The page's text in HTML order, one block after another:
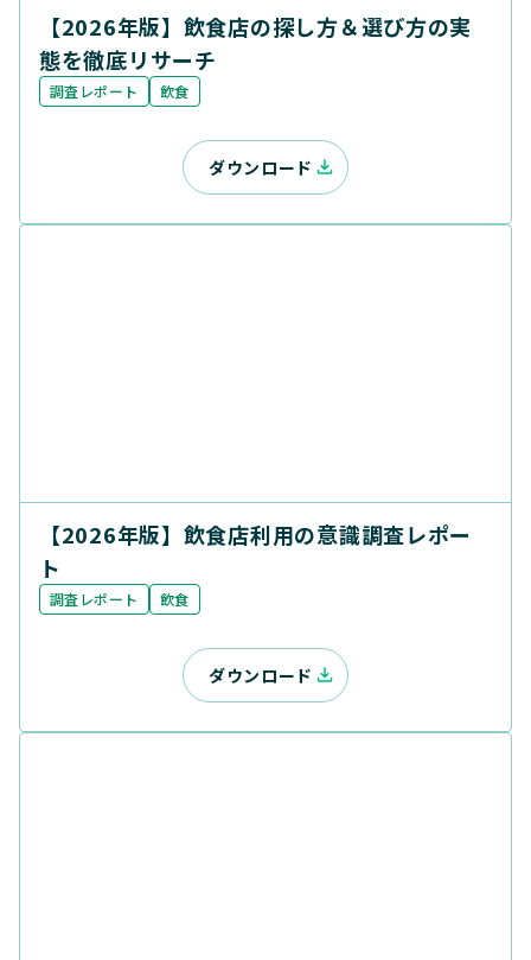
【2026年版】飲食店の探し方＆選び方の実
態を徹底リサーチ
調査レポート 飲食
ダウンロード
【2026年版】飲食店利用の意識調査レポー
ト
調査レポート 飲食
ダウンロード